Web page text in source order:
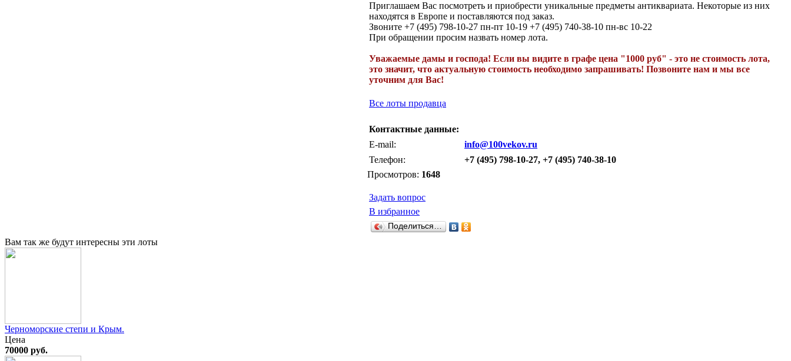
Приглашаем Вас посмотреть и приобрести уникальные предметы антиквариата. Некоторые из них
находятся в Европе и поставляются под заказ.
Звоните +7 (495) 798-10-27 пн-пт 10-19 +7 (495) 740-38-10 пн-вс 10-22
При обращении просим назвать номер лота.
Уважаемые дамы и господа! Если вы видите в графе цена "1000 руб" - это не стоимость лота,
это значит, что актуальную стоимость необходимо запрашивать! Позвоните нам и мы все
уточним для Вас!
Все лоты продавца
Контактные данные:
E-mail:
info@100vekov.ru
Телефон:
+7 (495) 798-10-27, +7 (495) 740-38-10
Просмотров: 1648
Задать вопрос
В избранное
Поделиться…
Вам так же будут интересны эти лоты
Черноморские степи и Крым.
Цена
70000 руб.